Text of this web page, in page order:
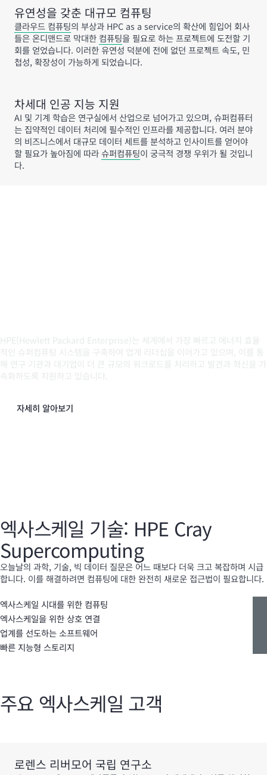
유연성을 갖춘 대규모 컴퓨팅
클라우드 컴퓨팅의 부상과 HPC as a service의 확산에 힘입어 회사
들은 온디맨드로 막대한 컴퓨팅을 필요로 하는 프로젝트에 도전할 기
회를 얻었습니다. 이러한 유연성 덕분에 전에 없던 프로젝트 속도, 민
첩성, 확장성이 가능하게 되었습니다.
차세대 인공 지능 지원
AI 및 기계 학습은 연구실에서 산업으로 넘어가고 있으며, 슈퍼컴퓨터
는 집약적인 데이터 처리에 필수적인 인프라를 제공합니다. 여러 분야
의 비즈니스에서 대규모 데이터 세트를 분석하고 인사이트를 얻어야
할 필요가 높아짐에 따라슈퍼컴퓨팅이 궁극적 경쟁 우위가 될 것입니
다.
HPE(Hewlett Packard Enterprise)는 세계에서 가장 빠르고 에너지 효율
적인 슈퍼컴퓨팅 시스템을 구축하여 업계 리더십을 이어가고 있으며, 이를 통
해 연구 기관과 대기업이 더 큰 규모의 워크로드를 처리하고 발견과 혁신을 가
속화하도록 지원하고 있습니다.
자세히 알아보기
엑사스케일 기술: HPE Cray
Supercomputing
오늘날의 과학, 기술, 빅 데이터 질문은 어느 때보다 더욱 크고 복잡하며 시급
합니다. 이를 해결하려면 컴퓨팅에 대한 완전히 새로운 접근법이 필요합니다.
엑사스케일 시대를 위한 컴퓨팅
엑사스케일을 위한 상호 연결
업계를 선도하는 소프트웨어
빠른 지능형 스토리지
주요 엑사스케일 고객
로렌스 리버모어 국립 연구소